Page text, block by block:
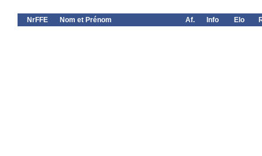
NrFFE Nom et Prénom Af. Info Elo